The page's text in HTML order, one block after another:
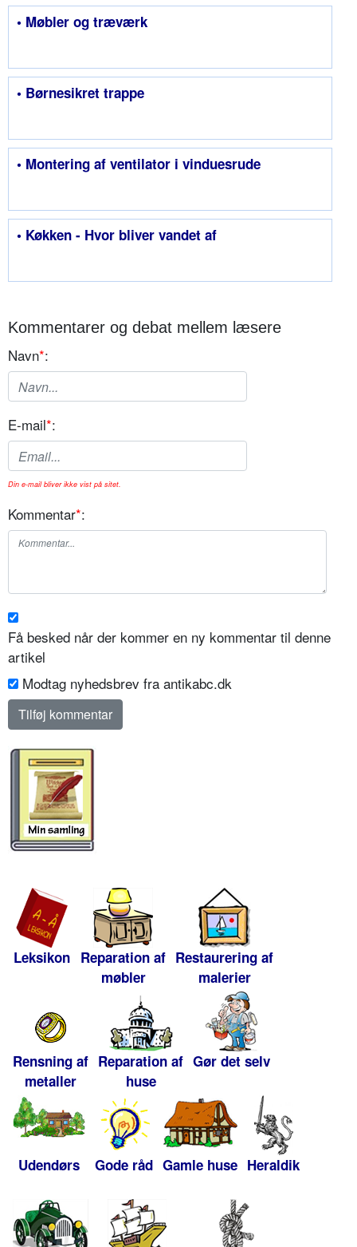
• Møbler og træværk
• Børnesikret trappe
• Montering af ventilator i vinduesrude
• Køkken - Hvor bliver vandet af
Kommentarer og debat mellem læsere
Navn*:
E-mail*:
Din e-mail bliver ikke vist på sitet.
Kommentar*:
Få besked når der kommer en ny kommentar til denne
artikel
Modtag nyhedsbrev fra antikabc.dk
Leksikon Reparation af
møbler
Restaurering af
malerier
Rensning af
metaller
Reparation af
huse
Gør det selv
Udendørs Gode råd Gamle huse Heraldik